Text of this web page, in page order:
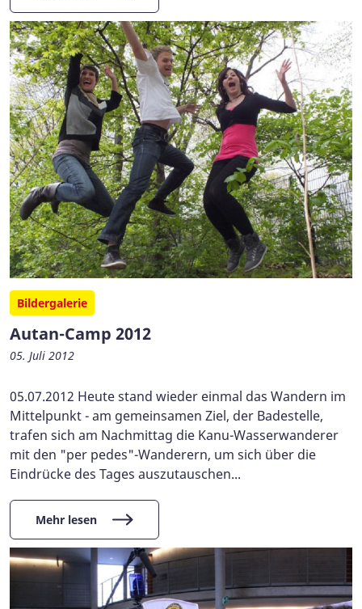
Bildergalerie
Autan-Camp 2012
05. Juli 2012
05.07.2012 Heute stand wieder einmal das Wandern im
Mittelpunkt - am gemeinsamen Ziel, der Badestelle,
trafen sich am Nachmittag die Kanu-Wasserwanderer
mit den "per pedes"-Wanderern, um sich über die
Eindrücke des Tages auszutauschen...
Mehr lesen